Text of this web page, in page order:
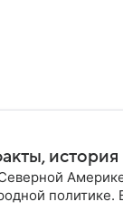
история
политике.